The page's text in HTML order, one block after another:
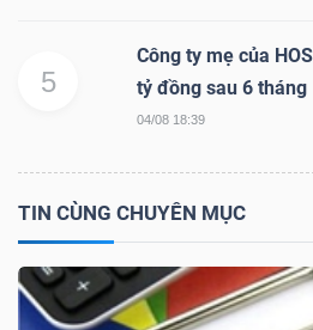
5
Công ty mẹ của
tỷ đồng sau 6 tháng
04/08 18:39
TIN CÙNG CHUYÊN MỤC
ĐẦU
TRUY
DỮ
LIỆU